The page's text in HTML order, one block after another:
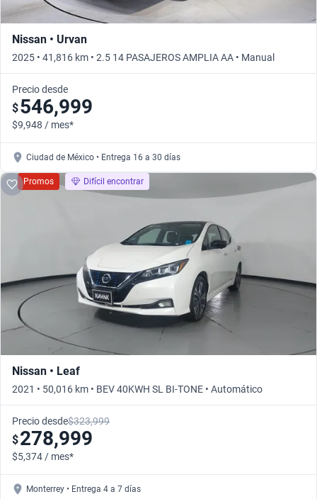
Nissan • Urvan
2025 • 41,816 km • 2.5 14 PASAJEROS AMPLIA AA • Manual
Precio desde
$546,999
$9,948 / mes*
Ciudad de México • Entrega 16 a 30 días
Promos Difícil encontrar
Nissan • Leaf
2021 • 50,016 km • BEV 40KWH SL BI-TONE • Automático
Precio desde$323,999
$278,999
$5,374 / mes*
Monterrey • Entrega 4 a 7 días